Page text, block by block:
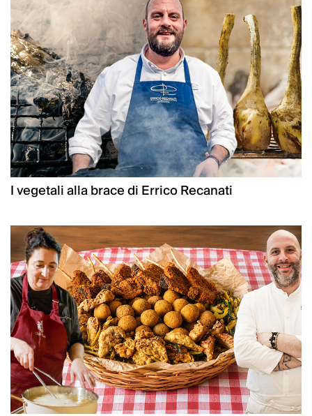
I vegetali alla brace di Errico Recanati